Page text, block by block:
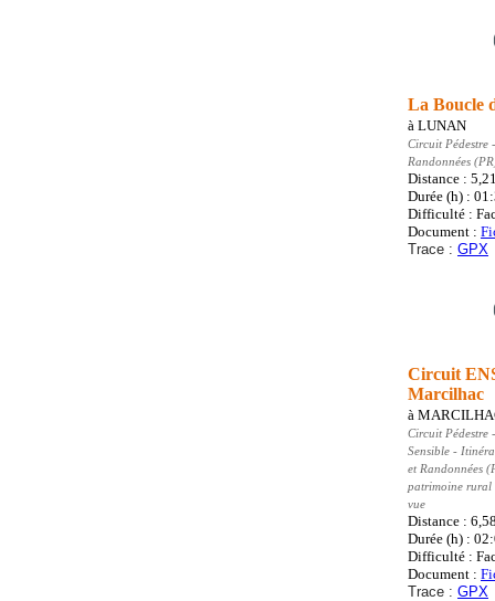
La Boucle
à LUNAN
Circuit Pédestre
Randonnées
Distance :
Durée (h) :
Difficulté :
Document :
Trace : GPX
Circuit
Marcilhac
à
Circuit Pédestre
Sensible -
et Randonnées
patrimoine rural
vue
Distance :
Durée (h) :
Difficulté :
Document :
Trace : GPX